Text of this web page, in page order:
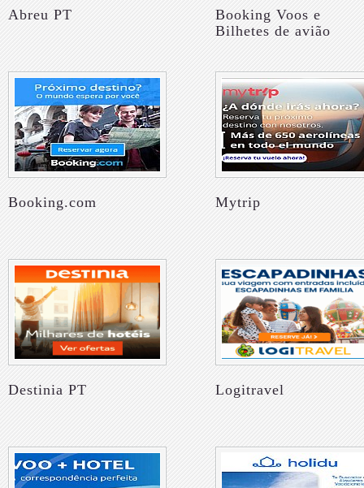
Abreu PT
Booking Voos e
Bilhetes de avião
Booking.com Mytrip
Destinia PT Logitravel